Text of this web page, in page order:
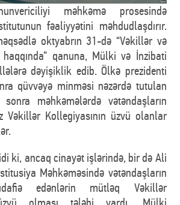
məhkəmə prosesində
fəaliyyətini məhdudlaşdırır.
oktyabrın 31-də “Vəkillər və
qanuna, Mülki və İnzibati
dəyişiklik edib. Ölkə prezidenti
qüvvəyə minməsi nəzərdə tutulan
məhkəmələrdə vətəndaşların
Vəkillər Kollegiyasının üzvü olanlar
ki, ancaq cinayət işlərində, bir də Ali
Məhkəməsində vətəndaşların
edənlərin mütləq Vəkillər